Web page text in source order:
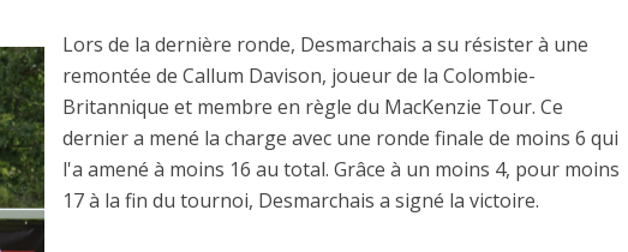
Lors de la dernière ronde, Desmarchais a su résister à une
remontée de Callum Davison, joueur de la Colombie-
Britannique et membre en règle du MacKenzie Tour. Ce
dernier a mené la charge avec une ronde finale de moins 6 qui
l'a amené à moins 16 au total. Grâce à un moins 4, pour moins
17 à la fin du tournoi, Desmarchais a signé la victoire.